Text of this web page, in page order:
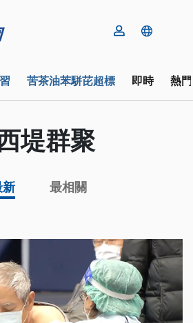
苦茶油苯駢芘超標 即時 熱
堤群聚
新 最相關